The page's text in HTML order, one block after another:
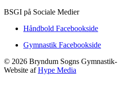
BSGI på Sociale Medier
Håndbold Facebookside
Gymnastik Facebookside
© 2026 Bryndum Sogns
Website afHype Media